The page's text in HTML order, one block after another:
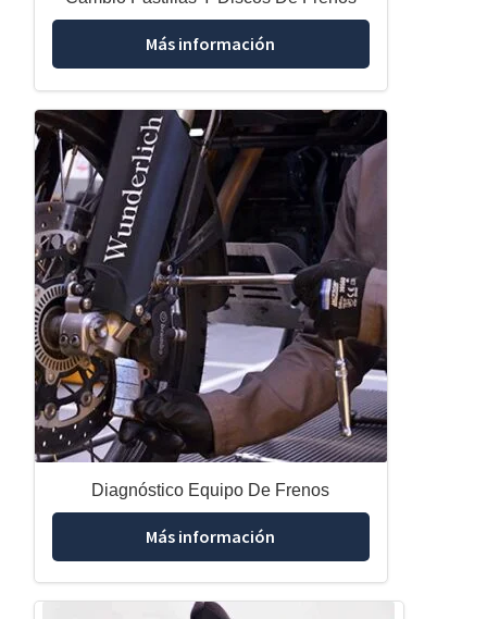
Más información
Diagnóstico Equipo De Frenos
Más información